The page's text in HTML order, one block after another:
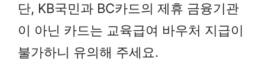
단, KB국민과 BC카드의 제휴 금융기관
이 아닌 카드는 교육급여 바우처 지급이
불가하니 유의해 주세요.